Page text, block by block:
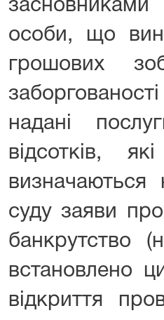
особи, що
грошових
надані
відсотків,
суду заяви
банкрутство
встановлено
відкриття